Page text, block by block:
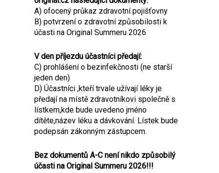
A) ofocený průkaz zdravotní pojišťovny
B) potvrzení o zdravotní způsobilosti k
účasti na Original Summeru 2026
V den příjezdu účastníci předají:
C) prohlášení o bezinfekčnosti (ne starší
jeden den)
D) Účastníci ,kteří trvale užívají léky je
předají na místě zdravotníkovi společně s
lístkem,kde bude uvedeno jméno
dítěte,název léku a dávkování. Lístek bude
podepsán zákonným zástupcem.
Bez dokumentů A-C není nikdo způsobilý
účasti na Original Summeru 2026!!!